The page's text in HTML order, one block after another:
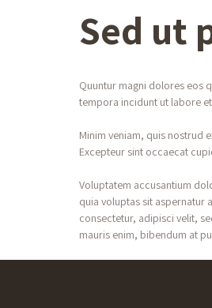
Sed ut
Quuntur magni dolores eos
tempora incidunt ut labore
Minim veniam, quis nostrud
Excepteur sint occaecat
Voluptatem accusantium
quia voluptas sit aspernatur
consectetur, adipisci velit,
mauris enim, bibendum at